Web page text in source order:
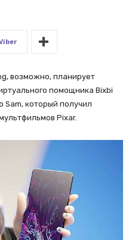
возможно, планирует
помощника Bixbi
Sam, который получил
Pixar.